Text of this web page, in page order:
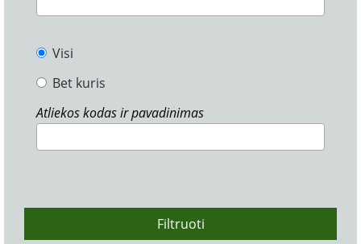
Visi
Bet kuris
Atliekos kodas ir pavadinimas
Filtruoti